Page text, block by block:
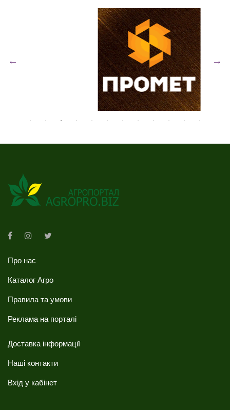
Про нас
Каталог Агро
Правила та умови
Реклама на порталі
Доставка інформації
Наші контакти
Вхід у кабінет